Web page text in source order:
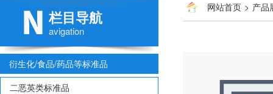
栏目导航
avigation
衍生化/食品/药品等标准品
二恶英类标准品
网站首页 > 产品